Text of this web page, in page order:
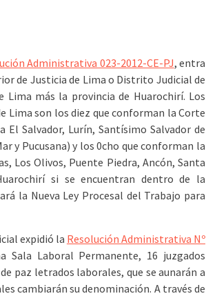
Administrativa 023-2012-CE-PJ, entra
de Justicia de Lima o Distrito Judicial de
más la provincia de Huarochirí. Los
son los diez que conforman la Corte
Salvador, Lurín, Santísimo Salvador de
y Pucusana) y los 0cho que conforman la
Los Olivos, Puente Piedra, Ancón, Santa
si se encuentran dentro de la
la Nueva Ley Procesal del Trabajo para
expidió la Resolución Administrativa Nº
Sala Laboral Permanente, 16 juzgados
paz letrados laborales, que se aunarán a
cambiarán su denominación. A través de